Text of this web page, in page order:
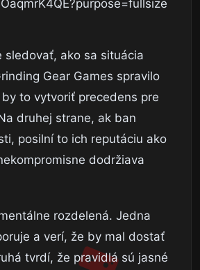
sledovať, ako sa situácia
Gear Games spravilo
to vytvoriť precedens pre
druhej strane, ak ban
posilní to ich reputáciu ako
dodržiava
rozdelená. Jedna
a verí, že by mal dostať
tvrdí, že pravidlá sú jasné